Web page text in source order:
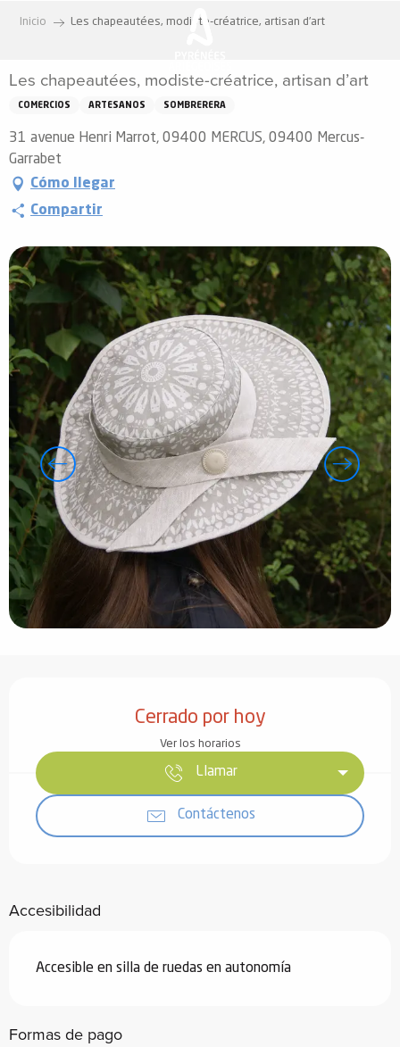
principal
Inicio Les chapeautées, modiste-créatrice, artisan d’art
Les chapeautées, modiste-créatrice, artisan d’art
COMERCIOS ARTESANOS SOMBRERERA
31 avenue Henri Marrot, 09400 MERCUS, 09400 Mercus-
Garrabet
Cómo llegar
Compartir
Cerrado por hoy
Ver los horarios
Llamar
Contáctenos
Accesibilidad
Accesible en silla de ruedas en autonomía
Formas de pago